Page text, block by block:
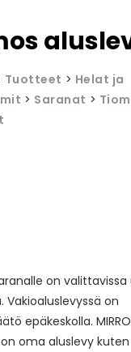
Tuotteet > Helat ja
> Saranat >
on valittavissa
Vakioaluslevyssä on
epäkeskolla.
oma aluslevy kuten